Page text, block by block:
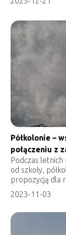
Półkolonie –
połączeniu z
Podczas letnich
od szkoły,
propozycją dla
2023-11-03